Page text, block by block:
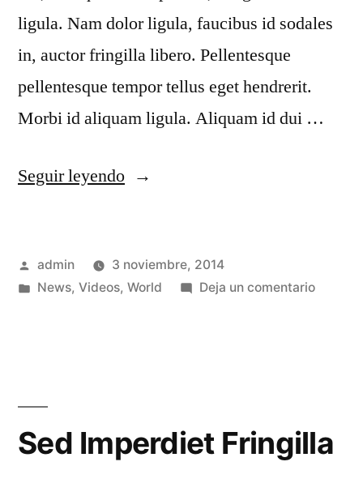
ligula. Nam dolor ligula, faucibus id sodales
in, auctor fringilla libero. Pellentesque
pellentesque tempor tellus eget hendrerit.
Morbi id aliquam ligula. Aliquam id dui …
Seguir leyendo
admin
3 noviembre, 2014
News, Videos, World Deja un comentario
Sed Imperdiet Fringilla